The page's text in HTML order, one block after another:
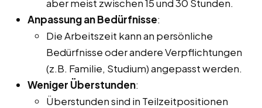
aber meist zwischen 15 und 30 Stunden.
Anpassung an Bedürfnisse:
Die Arbeitszeit kann an persönliche
Bedürfnisse oder andere Verpflichtungen
(z.B. Familie, Studium) angepasst werden.
Weniger Überstunden:
Überstunden sind in Teilzeitpositionen